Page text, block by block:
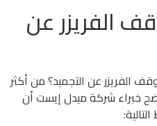
الفريزر عن
الفريزر عن التجميد؟ من أكثر
خبراء شركة ميدل إيست أن